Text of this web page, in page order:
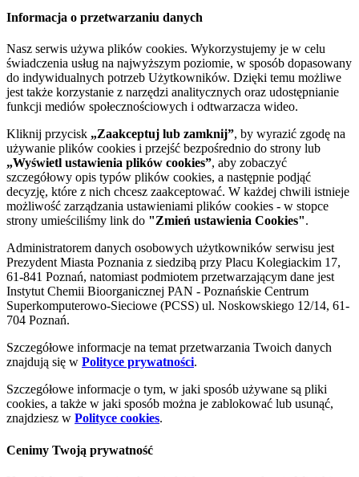
Informacja o przetwarzaniu danych
Nasz serwis używa plików cookies. Wykorzystujemy je w celu
świadczenia usług na najwyższym poziomie, w sposób dopasowany
do indywidualnych potrzeb Użytkowników. Dzięki temu możliwe
jest także korzystanie z narzędzi analitycznych oraz udostępnianie
funkcji mediów społecznościowych i odtwarzacza wideo.
Kliknij przycisk „Zaakceptuj lub zamknij”, by wyrazić zgodę na
używanie plików cookies i przejść bezpośrednio do strony lub
„Wyświetl ustawienia plików cookies”, aby zobaczyć
szczegółowy opis typów plików cookies, a następnie podjąć
decyzję, które z nich chcesz zaakceptować. W każdej chwili istnieje
możliwość zarządzania ustawieniami plików cookies - w stopce
strony umieściliśmy link do "Zmień ustawienia Cookies".
Administratorem danych osobowych użytkowników serwisu jest
Prezydent Miasta Poznania z siedzibą przy Placu Kolegiackim 17,
61-841 Poznań, natomiast podmiotem przetwarzającym dane jest
Instytut Chemii Bioorganicznej PAN - Poznańskie Centrum
Superkomputerowo-Sieciowe (PCSS) ul. Noskowskiego 12/14, 61-
704 Poznań.
Szczegółowe informacje na temat przetwarzania Twoich danych
znajdują się w Polityce prywatności.
Szczegółowe informacje o tym, w jaki sposób używane są pliki
cookies, a także w jaki sposób można je zablokować lub usunąć,
znajdziesz w Polityce cookies.
Cenimy Twoją prywatność